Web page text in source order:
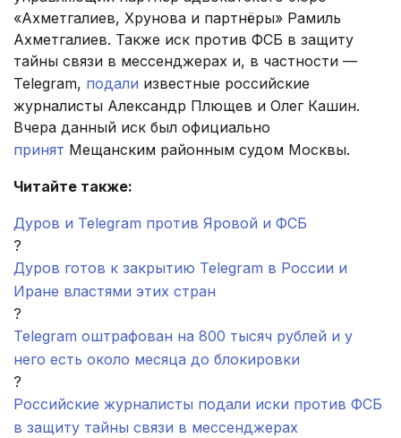
«Ахметгалиев, Хрунова и партнёры» Рамиль
Ахметгалиев. Также иск против ФСБ в защиту
тайны связи в мессенджерах и, в частности —
Telegram, подали известные российские
журналисты Александр Плющев и Олег Кашин.
Вчера данный иск был официально
принят Мещанским районным судом Москвы.
Читайте также:
Дуров и Telegram против Яровой и ФСБ
?
Дуров готов к закрытию Telegram в России и
Иране властями этих стран
?
Telegram оштрафован на 800 тысяч рублей и у
него есть около месяца до блокировки
?
Российские журналисты подали иски против ФСБ
в защиту тайны связи в мессенджерах